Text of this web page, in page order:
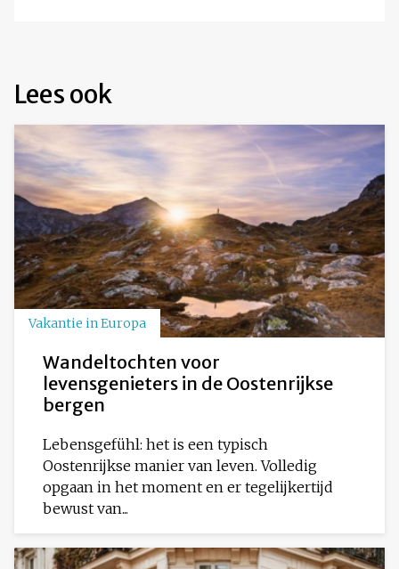
Lees ook
Vakantie in Europa
Wandeltochten voor
levensgenieters in de Oostenrijkse
bergen
Lebensgefühl: het is een typisch
Oostenrijkse manier van leven. Volledig
opgaan in het moment en er tegelijkertijd
bewust van...